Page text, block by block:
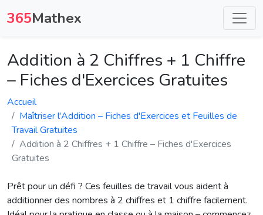
365Mathex
Addition à 2 Chiffres + 1 Chiffre
– Fiches d'Exercices Gratuites
Accueil
Maîtriser l'Addition – Fiches d'Exercices et Feuilles de
Travail Gratuites
Addition à 2 Chiffres + 1 Chiffre – Fiches d'Exercices
Gratuites
Prêt pour un défi ? Ces feuilles de travail vous aident à
additionner des nombres à 2 chiffres et 1 chiffre facilement.